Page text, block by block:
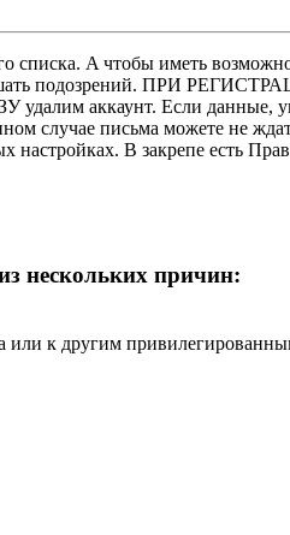
списка. A чтобы иметь
подозрений. ПРИ
аккаунт. Если данные,
случае письма можете не
настройках. В закрепе есть
нескольких причин:
или к другим